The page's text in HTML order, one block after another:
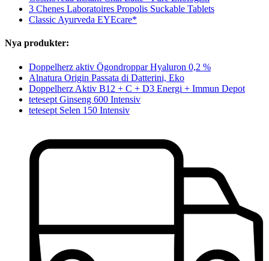
3 Chenes Laboratoires Propolis Suckable Tablets
Classic Ayurveda EYEcare*
Nya produkter:
Doppelherz aktiv Ögondroppar Hyaluron 0,2 %
Alnatura Origin Passata di Datterini, Eko
Doppelherz Aktiv B12 + C + D3 Energi + Immun Depot
tetesept Ginseng 600 Intensiv
tetesept Selen 150 Intensiv